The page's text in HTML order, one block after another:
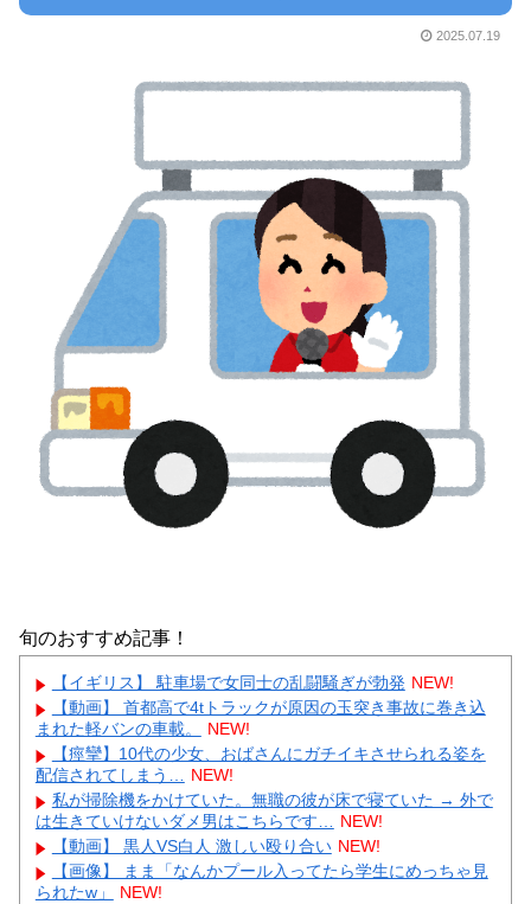
2025.07.19
旬のおすすめ記事！
【イギリス】 駐車場で女同士の乱闘騒ぎが勃発 NEW!
【動画】 首都高で4tトラックが原因の玉突き事故に巻き込
まれた軽バンの車載。
NEW!
【痙攣】10代の少女、おばさんにガチイキさせられる姿を
配信されてしまう… NEW!
私が掃除機をかけていた。無職の彼が床で寝ていた → 外で
は生きていけないダメ男はこちらです… NEW!
【動画】 黒人VS白人 激しい殴り合い NEW!
【画像】 まま「なんかプール入ってたら学生にめっちゃ見
られたw」
NEW!